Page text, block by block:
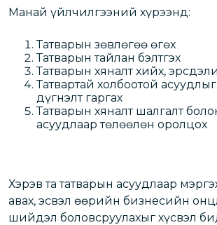
Манай үйлчилгээний хүрээнд:
Татварын зөвлөгөө өгөх
Татварын тайлан бэлтгэх
Татварын хяналт хийх,
Татвартай холбоотой
дүгнэлт гаргах
Татварын хяналт шалгалт
асуудлаар төлөөлөн оролцох
Хэрэв та татварын асуудлаар
авах, эсвэл өөрийн бизнесийн
шийдэл боловсруулахыг хүсвэл